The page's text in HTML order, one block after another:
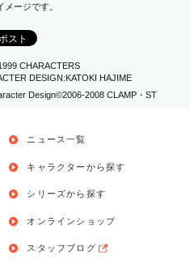
ージです。
CHARACTERS
DESIGN:KATOKI HAJIME
Design©2006-2008 CLAMP・ST
ニュース一覧
キャラクターから探す
シリーズから探す
オンラインショップ
スタッフブログ